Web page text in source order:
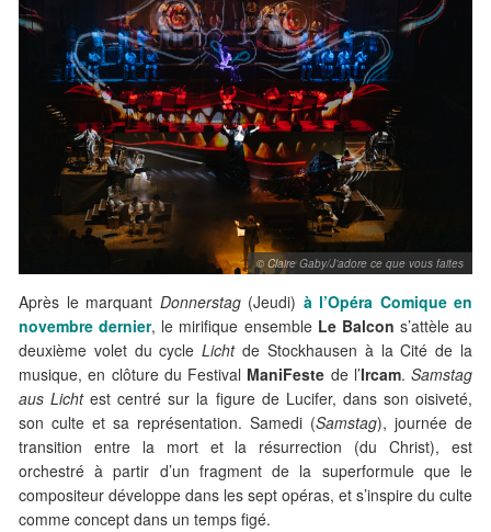
© Claire Gaby/J’adore ce que vous faites
Après le marquant Donnerstag (Jeudi) à l’Opéra Comique en
novembre dernier, le mirifique ensemble Le Balcon s’attèle au
deuxième volet du cycleLichtde Stockhausen à la Cité de la
musique, en clôture du Festival ManiFeste de l’Ircam. Samstag
aus Lichtest centré sur la figure de Lucifer, dans son oisiveté,
son culte et sa représentation. Samedi (Samstag), journée de
transition entre la mort et la résurrection (du Christ), est
orchestré à partir d’un fragment de la superformule que le
compositeur développe dans les sept opéras, et s’inspire du culte
comme concept dans un temps figé.